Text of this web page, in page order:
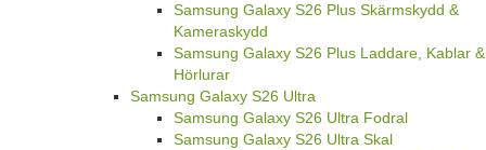
Samsung Galaxy S26 Plus Skärmskydd &
Kameraskydd
Samsung Galaxy S26 Plus Laddare, Kablar &
Hörlurar
Samsung Galaxy S26 Ultra
Samsung Galaxy S26 Ultra Fodral
Samsung Galaxy S26 Ultra Skal